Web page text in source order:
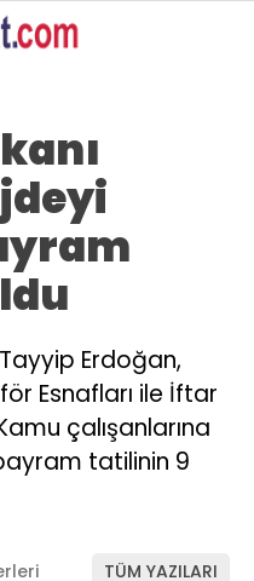
23.5
Erdoğan,
Esnafları ile İftar
çalışanlarına
tatilinin 9
TÜM YAZILARI